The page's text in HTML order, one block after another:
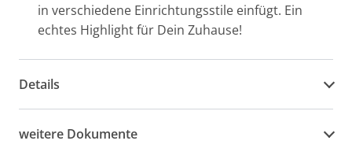
in verschiedene Einrichtungsstile einfügt. Ein
echtes Highlight für Dein Zuhause!
Details
weitere Dokumente